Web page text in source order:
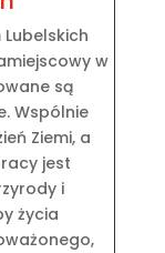
w
są
Wspólnie
Ziemi, a
jest
i
życia